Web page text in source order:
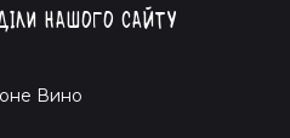
нашого сайту
Вино